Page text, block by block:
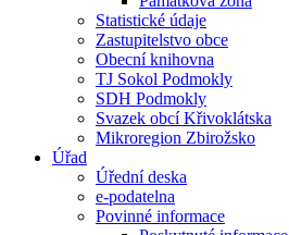
Statistické údaje
Zastupitelstvo obce
Obecní knihovna
TJ Sokol Podmokly
SDH Podmokly
Svazek obcí Křivoklátska
Mikroregion Zbirožsko
Úřad
Úřední deska
e-podatelna
Povinné informace